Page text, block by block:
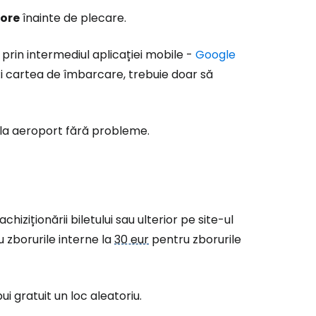
înainte de plecare.
prin intermediul aplicației mobile - Google
cartea de îmbarcare, trebuie doar să
aeroport fără probleme.
biletului sau ulterior pe site-ul
zborurile interne la30 eur pentru zborurile
gratuit un loc aleatoriu.